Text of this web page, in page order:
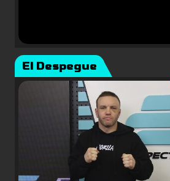
El Despegue